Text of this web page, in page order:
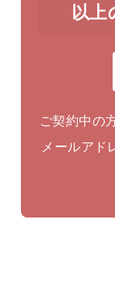
以上
ご契約中の
メールアド